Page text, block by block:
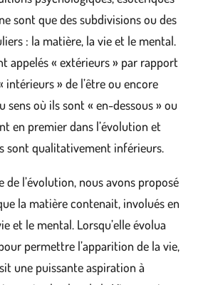
sont que des subdivisions ou des
: la matière, la vie et le mental.
appelés « extérieurs » par rapport
intérieurs » de l’être ou encore
sens où ils sont « en-dessous » ou
en premier dans l’évolution et
sont qualitativement inférieurs.
de l’évolution, nous avons proposé
la matière contenait, involués en
et le mental. Lorsqu’elle évolua
permettre l’apparition de la vie,
une puissante aspiration à